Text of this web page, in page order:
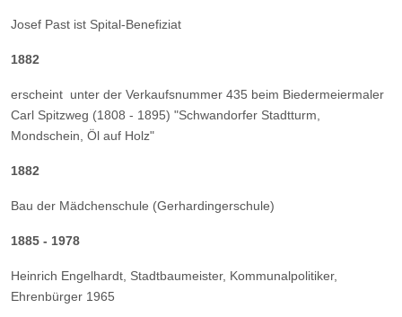
Josef Past ist Spital-Benefiziat
1882
erscheint unter der Verkaufsnummer 435 beim Biedermeiermaler
Carl Spitzweg (1808 - 1895) "Schwandorfer Stadtturm,
Mondschein, Öl auf Holz"
1882
Bau der Mädchenschule (Gerhardingerschule)
1885 - 1978
Heinrich Engelhardt, Stadtbaumeister, Kommunalpolitiker,
Ehrenbürger 1965